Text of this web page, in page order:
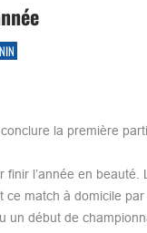
la première
l’année en
match à domicile
début de